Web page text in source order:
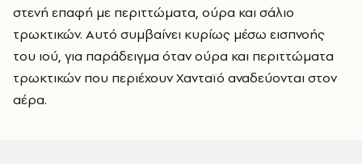
στενή επαφή με περιττώματα, ούρα και σάλιο
τρωκτικών. Αυτό συμβαίνει κυρίως μέσω εισπνοής
του ιού, για παράδειγμα όταν ούρα και περιττώματα
τρωκτικών που περιέχουν Χανταϊό αναδεύονται στον
αέρα.